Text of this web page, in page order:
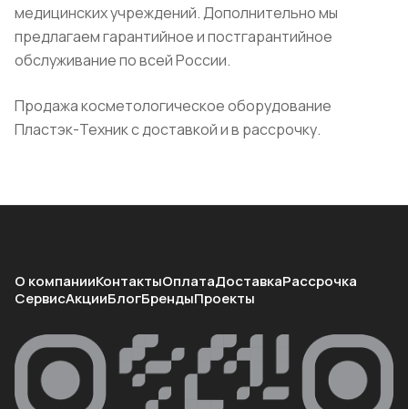
медицинских учреждений. Дополнительно мы
предлагаем гарантийное и постгарантийное
обслуживание по всей России.
Продажа косметологическое оборудование
Пластэк-Техник с доставкой и в рассрочку.
О компанииКонтактыОплатаДоставкаРассрочка
СервисАкцииБлогБрендыПроекты